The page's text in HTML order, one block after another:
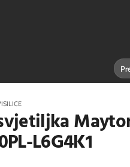
L6G4K1